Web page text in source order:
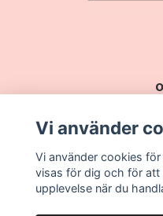
Vi använder
Vi använder cookies
visas för dig och för att
upplevelse när du